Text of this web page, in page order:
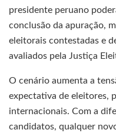
presidente peruano
conclusão da apuração,
eleitorais contestadas e
avaliados pela Justiça
O cenário aumenta a
expectativa de eleitores,
internacionais. Com a
candidatos, qualquer